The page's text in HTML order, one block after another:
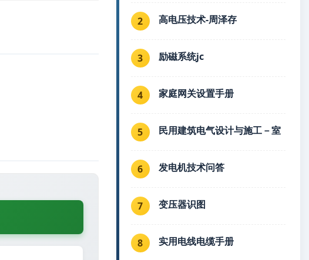
2 高电压技术-周泽存
3 励磁系统jc
4 家庭网关设置手册
5 民用建筑电气设计与施工－室
6 发电机技术问答
7 变压器识图
8 实用电线电缆手册